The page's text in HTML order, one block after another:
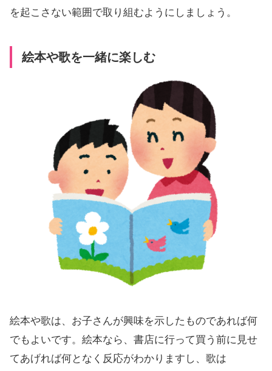
を起こさない範囲で取り組むようにしましょう。
絵本や歌を一緒に楽しむ
絵本や歌は、お子さんが興味を示したものであれば何
でもよいです。絵本なら、書店に行って買う前に見せ
てあげれば何となく反応がわかりますし、歌は